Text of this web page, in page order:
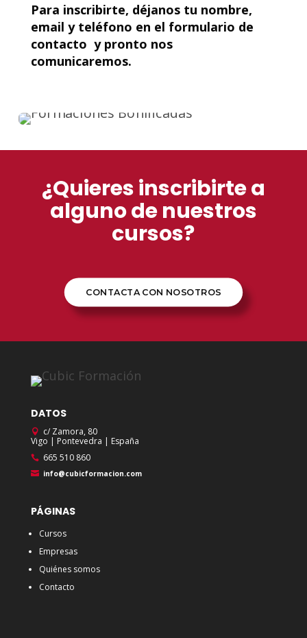
Para inscribirte, déjanos tu nombre,
email y teléfono en el formulario de
contacto y pronto nos
comunicaremos.
¿Quieres inscribirte a
alguno de nuestros
cursos?
CONTACTA CON NOSOTROS
DATOS
c/ Zamora, 80
Vigo | Pontevedra | España
665 510 860
info@cubicformacion.com
PÁGINAS
Cursos
Empresas
Quiénes somos
Contacto